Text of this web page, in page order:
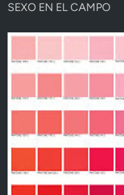
SEXO EN EL CAMPO